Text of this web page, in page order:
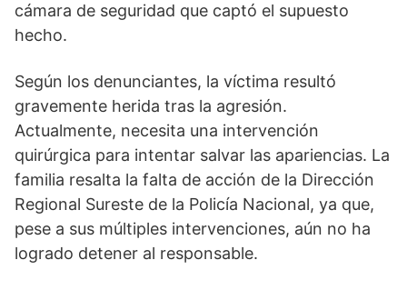
cámara de seguridad que captó el supuesto
hecho.
Según los denunciantes, la víctima resultó
gravemente herida tras la agresión.
Actualmente, necesita una intervención
quirúrgica para intentar salvar las apariencias. La
familia resalta la falta de acción de la Dirección
Regional Sureste de la Policía Nacional, ya que,
pese a sus múltiples intervenciones, aún no ha
logrado detener al responsable.